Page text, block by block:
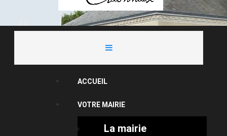
ACCUEIL
VOTRE MAIRIE
La mairie